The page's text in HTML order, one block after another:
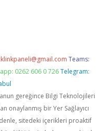
Teams:
0262 606 0 726 Telegram:
gereğince Bilgi Teknolojileri
onaylanmış bir Yer Sağlayıcı
sitedeki içerikleri proaktif